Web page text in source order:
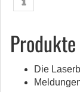
Produkte
Die